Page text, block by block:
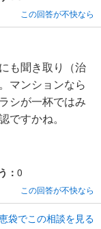
この回答が不快なら
も聞き取り（治
マンションなら
シが一杯ではみ
すかね。
： 0
この回答が不快なら
袋でこの相談を見る